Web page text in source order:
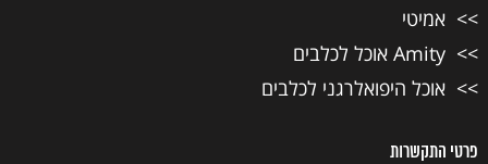
אמיטי
Amity אוכל לכלבים
אוכל היפואלרגני לכלבים
פרטי התקשרות